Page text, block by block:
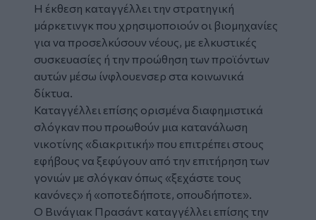
Η έκθεση καταγγέλλει την στρατηγική
μάρκετινγκ που χρησιμοποιούν οι βιομηχανίες
για να προσελκύσουν νέους, με ελκυστικές
συσκευασίες ή την προώθηση των προϊόντων
αυτών μέσω ίνφλουενσερ στα κοινωνικά
δίκτυα.
Καταγγέλλει επίσης ορισμένα διαφημιστικά
σλόγκαν που προωθούν μια κατανάλωση
νικοτίνης «διακριτική» που επιτρέπει στους
εφήβους να ξεφύγουν από την επιτήρηση των
γονιών με σλόγκαν όπως «ξεχάστε τους
κανόνες» ή «οποτεδήποτε, οπουδήποτε».
Ο Βινάγιακ Πρασάντ καταγγέλλει επίσης την